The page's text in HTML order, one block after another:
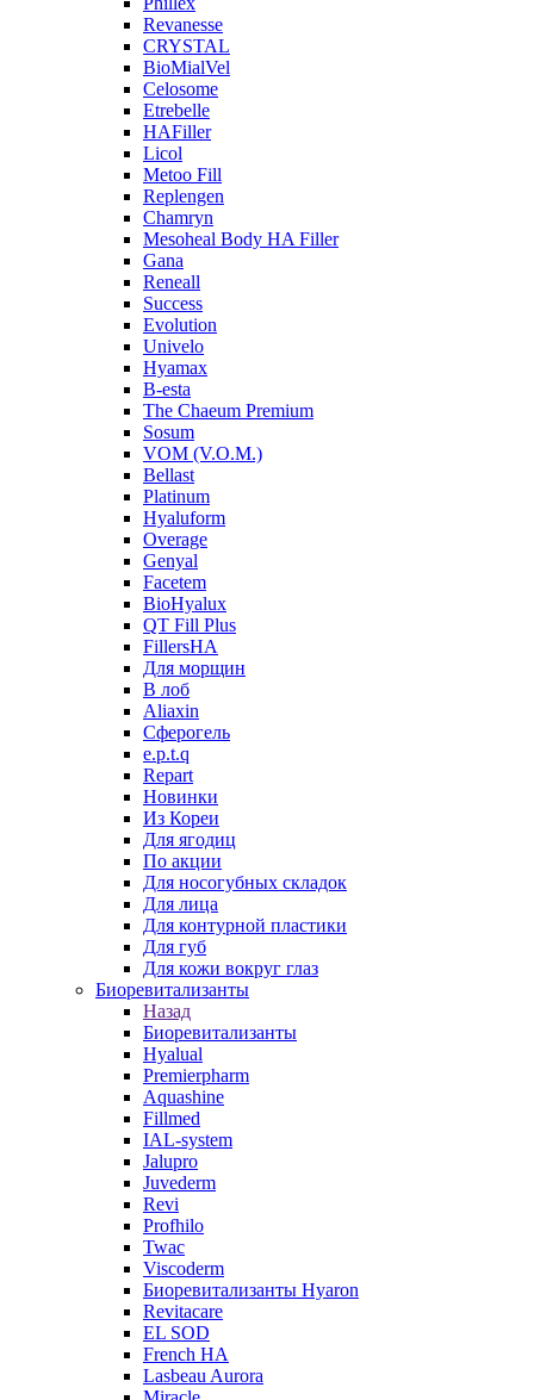
Revanesse
CRYSTAL
BioMialVel
Celosome
Etrebelle
HAFiller
Licol
Metoo Fill
Replengen
Chamryn
Mesoheal Body HA Filler
Gana
Reneall
Success
Evolution
Univelo
Hyamax
B-esta
The Chaeum Premium
Sosum
VOM (V.O.M.)
Bellast
Platinum
Hyaluform
Overage
Genyal
Facetem
BioHyalux
QT Fill Plus
FillersHA
Для морщин
В лоб
Aliaxin
Сферогель
e.p.t.q
Repart
Новинки
Из Кореи
Для ягодиц
По акции
Для носогубных складок
Для лица
Для контурной пластики
Для губ
Для кожи вокруг глаз
Биоревитализанты
Назад
Биоревитализанты
Hyalual
Premierpharm
Aquashine
Fillmed
IAL-system
Jalupro
Juvederm
Revi
Profhilo
Twac
Viscoderm
Биоревитализанты Hyaron
Revitacare
EL SOD
French HA
Lasbeau Aurora